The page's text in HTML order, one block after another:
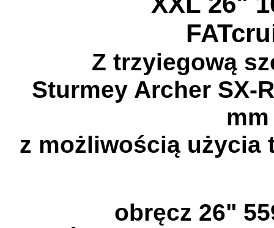
Z trzyiegową
Sturmey Archer SX-
z możliwością użycia
obręcz 26"